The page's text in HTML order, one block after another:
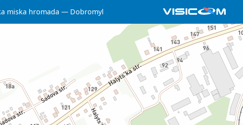
miska hromada Dobromyl